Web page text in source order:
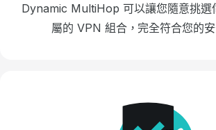
Dynamic MultiHop 可以讓您隨意挑選
屬的 VPN 組合，完全符合您的安